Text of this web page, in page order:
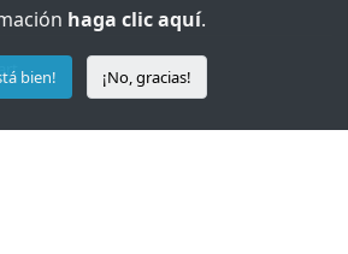
haga clic aquí.
bien! ¡No, gracias!